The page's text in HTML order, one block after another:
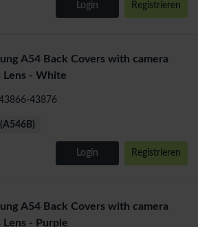
Login Registrieren
A54 Back Covers with camera
Lens - White
43876
Login Registrieren
A54 Back Covers with camera
Lens - Purple